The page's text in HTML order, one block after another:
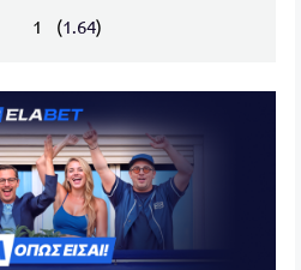
1 (1.64)